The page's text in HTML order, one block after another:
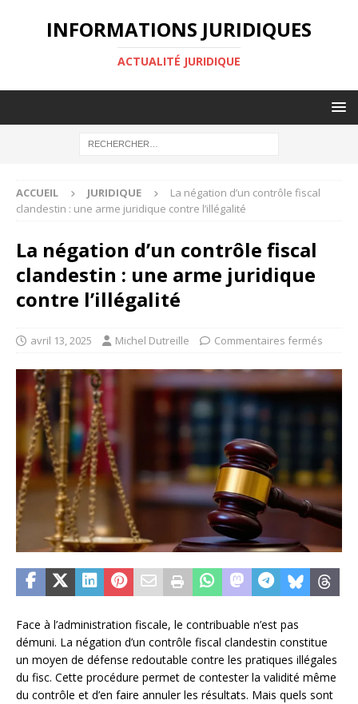
INFORMATIONS JURIDIQUES
ACTUALITÉ JURIDIQUE
ACCUEIL JURIDIQUE
La négation d’un contrôle fiscal
clandestin : une arme juridique contre l’illégalité
La négation d’un contrôle fiscal
clandestin : une arme juridique
contre l’illégalité
avril 13, 2025 Michel Dutreille Commentaires fermés
Face à l’administration fiscale, le contribuable n’est pas
démuni. La négation d’un contrôle fiscal clandestin constitue
un moyen de défense redoutable contre les pratiques illégales
du fisc. Cette procédure permet de contester la validité même
du contrôle et d’en faire annuler les résultats. Mais quels sont